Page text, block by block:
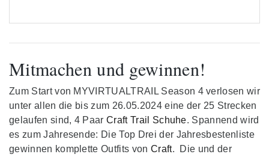
Mitmachen und gewinnen!
Zum Start von MYVIRTUALTRAIL Season 4 verlosen wir
unter allen die bis zum 26.05.2024 eine der 25 Strecken
gelaufen sind, 4 PaarCraft Trail Schuhe. Spannend wird
es zum Jahresende: Die Top Drei der Jahresbestenliste
gewinnen komplette Outfits von Craft. Die und der